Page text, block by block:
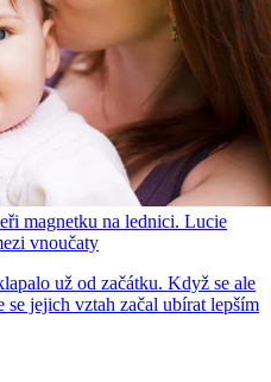
magnetku na lednici. Lucie
vnoučaty
už od začátku. Když se ale
se jejich vztah začal ubírat lepším